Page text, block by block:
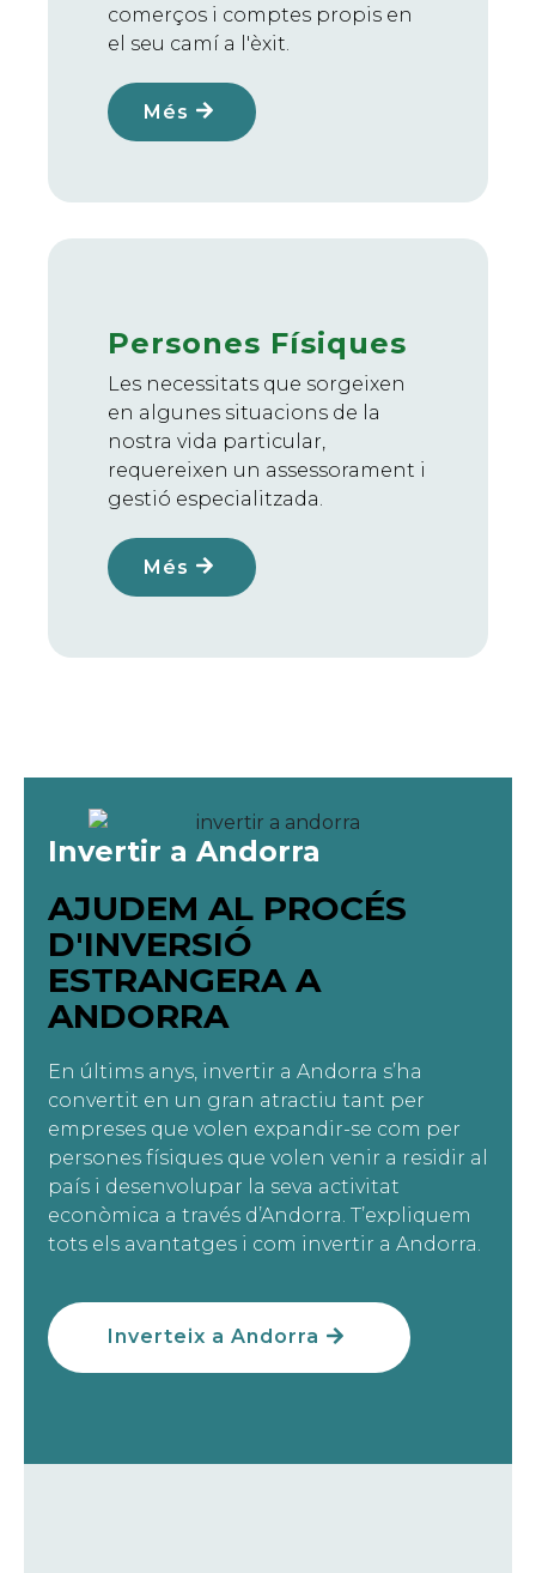
comerços i comptes propis en
el seu camí a l'èxit.
Més
Persones Físiques
Les necessitats que sorgeixen
en algunes situacions de la
nostra vida particular,
requereixen un assessorament i
gestió especialitzada.
Més
Invertir a Andorra
AJUDEM AL PROCÉS
D'INVERSIÓ
ESTRANGERA A
ANDORRA
En últims anys, invertir a Andorra s’ha
convertit en un gran atractiu tant per
empreses que volen expandir-se com per
persones físiques que volen venir a residir al
país i desenvolupar la seva activitat
econòmica a través d’Andorra. T’expliquem
tots els avantatges i com invertir a Andorra.
Inverteix a Andorra